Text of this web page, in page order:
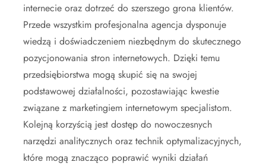
internecie oraz dotrzeć do szerszego grona klientów.
Przede wszystkim profesjonalna agencja dysponuje
wiedzą i doświadczeniem niezbędnym do skutecznego
pozycjonowania stron internetowych. Dzięki temu
przedsiębiorstwa mogą skupić się na swojej
podstawowej działalności, pozostawiając kwestie
związane z marketingiem internetowym specjalistom.
Kolejną korzyścią jest dostęp do nowoczesnych
narzędzi analitycznych oraz technik optymalizacyjnych,
które mogą znacząco poprawić wyniki działań